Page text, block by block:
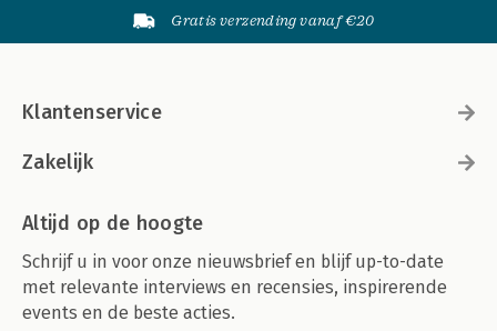
Gratis verzending vanaf €20
Klantenservice
Zakelijk
Altijd op de hoogte
Schrijf u in voor onze nieuwsbrief en blijf up-to-date
met relevante interviews en recensies, inspirerende
events en de beste acties.